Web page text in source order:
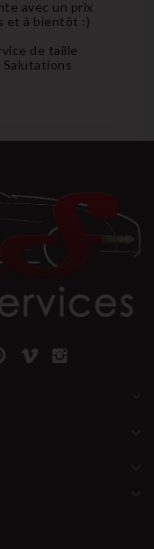
avec un prix
et à bientôt :)
de taille